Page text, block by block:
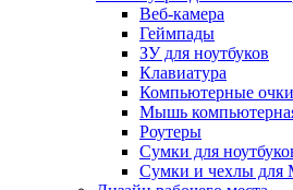
Веб-камера
Геймпады
ЗУ для ноутбуков
Клавиатура
Компьютерные очки
Мышь
Роутеры
Сумки для
Сумки и чехлы для